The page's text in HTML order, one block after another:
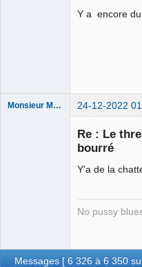
Y a encore
Monsieur Maurice 24-12-2022
Re : Le
bourré
Y'a de la
No pussy
Messages [ 6 326 à 6 350